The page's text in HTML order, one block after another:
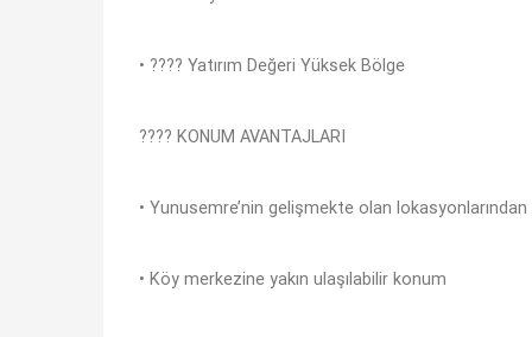
• ???? Yatırım Değeri Yüksek Bölge
???? KONUM AVANTAJLARI
• Yunusemre’nin gelişmekte olan lokasyonlarından
• Köy merkezine yakın ulaşılabilir konum